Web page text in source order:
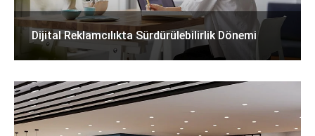
Dijital Reklamcılıkta Sürdürülebilirlik Dönemi